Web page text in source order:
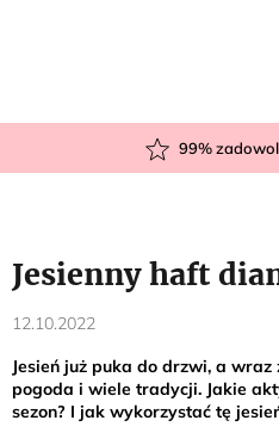
99%
Jesienny haft
12.10.2022
Jesień już puka do drzwi, a wraz
pogoda i wiele tradycji. Jakie
sezon? I jak wykorzystać tę